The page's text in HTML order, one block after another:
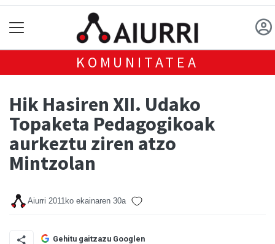
KOMUNITATEA
Hik Hasiren XII. Udako
Topaketa Pedagogikoak
aurkeztu ziren atzo
Mintzolan
Aiurri 2011ko ekainaren 30a
Gehitu gaitzazu Googlen